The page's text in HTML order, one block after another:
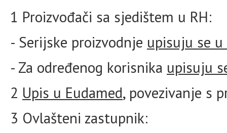
1 Proizvođači sa sjedištem u RH:
- Serijske proizvodnje upisuju se u
- Za određenog korisnika upisuju
2 Upis u Eudamed, povezivanje s
3 Ovlašteni zastupnik: